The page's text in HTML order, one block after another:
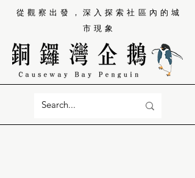
從觀察出發，深入探索社區內的城
市現象